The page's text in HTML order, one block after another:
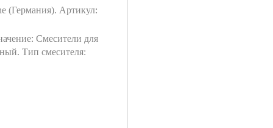
(Германия). Артикул:
Смесители для
Тип смесителя: